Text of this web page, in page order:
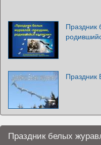
Праздник
Праздник
Праздник белых